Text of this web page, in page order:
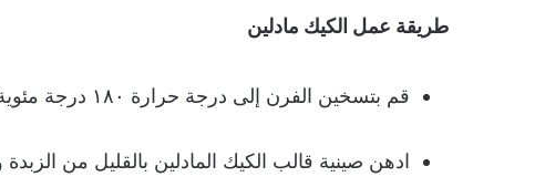
طريقة عمل الكيك مادلين
قم بتسخين الفرن إلى درجة حرارة ١٨٠ درجة مئوية واشتغلي في تحضير قوالب الكيك المادلين.
ادهن صينية قالب الكيك المادلين بالقليل من